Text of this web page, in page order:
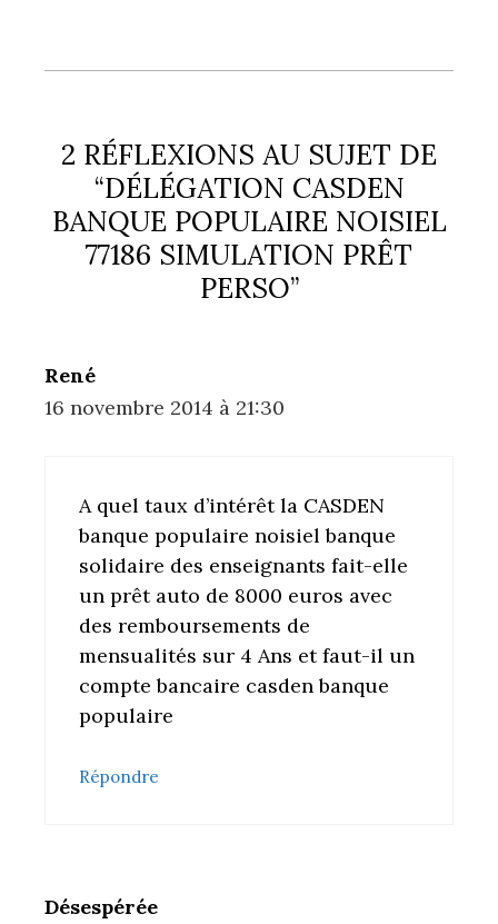
2 RÉFLEXIONS AU SUJET DE
“DÉLÉGATION CASDEN
BANQUE POPULAIRE NOISIEL
77186 SIMULATION PRÊT
PERSO”
René
16 novembre 2014 à 21:30
A quel taux d’intérêt la CASDEN
banque populaire noisiel banque
solidaire des enseignants fait-elle
un prêt auto de 8000 euros avec
des remboursements de
mensualités sur 4 Ans et faut-il un
compte bancaire casden banque
populaire
Répondre
Désespérée